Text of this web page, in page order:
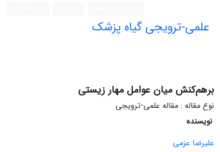
علمی-ترویجی گیاه پزشک
برهم‌کنش میان عوامل مهار زیستی
نوع مقاله : مقاله علمی-ترویجی
نویسنده
علیرضا عزمی